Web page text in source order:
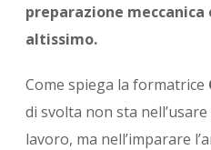
preparazione meccanica
altissimo.
Come spiega la formatrice
di svolta non sta nell’usare
lavoro, ma nell’imparare